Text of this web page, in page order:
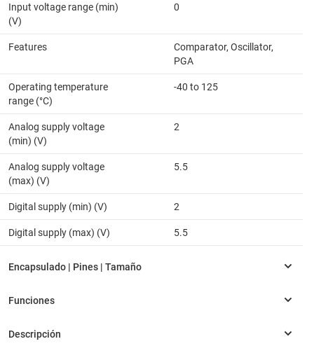
Input voltage range (min)
(V)
0
Features
Comparator, Oscillator,
PGA
Operating temperature
range (°C)
-40 to 125
Analog supply voltage
(min) (V)
2
Analog supply voltage
(max) (V)
5.5
Digital supply (min) (V) 2
Digital supply (max) (V) 5.5